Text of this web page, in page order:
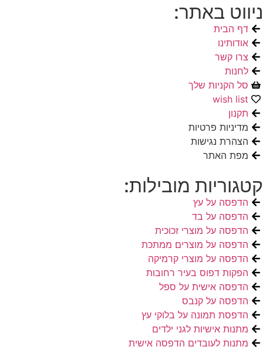
ניווט באתר:
דף הבית
אודותינו
צרו קשר
לחנות
סל הקניות שלך
wish list
תקנון
מדיניות פרטיות
הצהרת נגישות
מפת האתר
קטגוריות מובילות:
הדפסה על עץ
הדפסה על בד
הדפסה על מוצרי זכוכית
הדפסה על מוצרים ממתכת
הדפסה על מוצרי קרמיקה
הפקות דפוס בעיר רחובות
הדפסה אישית על ספל
הדפסה על קנבס
הדפסת תמונה על בלוקי עץ
מתנות אישיות לגני ילדים
מתנות לעובדים הדפסה אישית